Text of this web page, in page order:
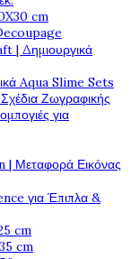
cm
| Δημιουργικά
Aqua Slime Sets
Ζωγραφικής
για
Μεταφορά Εικόνας
για Έπιπλα &
cm
cm